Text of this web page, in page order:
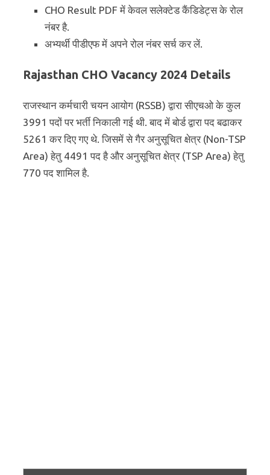
CHO Result PDF में केवल सलेक्टेड कैंडिडेट्स के रोल
नंबर है.
अभ्यर्थी पीडीएफ में अपने रोल नंबर सर्च कर लें.
Rajasthan CHO Vacancy 2024 Details
राजस्थान कर्मचारी चयन आयोग (RSSB) द्वारा सीएचओ के कुल
3991 पदों पर भर्ती निकाली गई थी. बाद में बोर्ड द्वारा पद बढाकर
5261 कर दिए गए थे. जिसमें से गैर अनुसूचित क्षेत्र (Non-TSP
Area) हेतु 4491 पद है और अनुसूचित क्षेत्र (TSP Area) हेतु
770 पद शामिल है.